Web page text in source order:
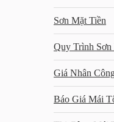
Sơn Mặt Tiền
Quy Trình Sơn
Giá Nhân
Báo Giá Mái